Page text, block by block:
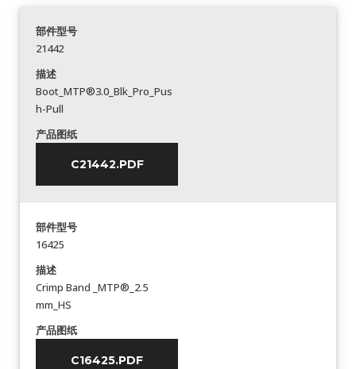
部件型号
21442
描述
Boot_MTP®3.0_Blk_Pro_Pus
h-Pull
产品图纸
C21442.PDF
部件型号
16425
描述
Crimp Band _MTP®_2.5
mm_HS
产品图纸
C16425.PDF